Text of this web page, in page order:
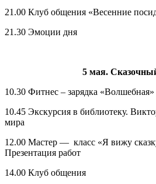
21.00 Клуб общения «Весенние
21.30 Эмоции дня
5 мая.
10.30 Фитнес – зарядка «Волшебная»
10.45 Экскурсия в библиотеку.
мира
12.00 Мастер — класс «Я вижу
Презентация работ
14.00 Клуб общения